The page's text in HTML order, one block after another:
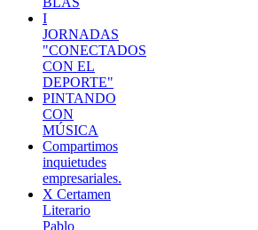
I
JORNADAS
"CONECTADOS
CON EL
DEPORTE"
PINTANDO
CON
MÚSICA
Compartimos
inquietudes
empresariales.
X Certamen
Literario
Pablo